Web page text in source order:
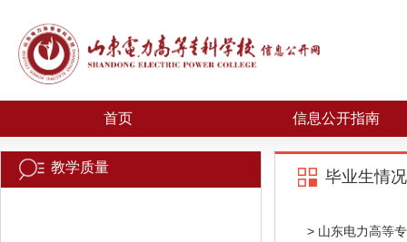
首页 信息公开指南
教学质量
毕业生情况
> 山东电力高等